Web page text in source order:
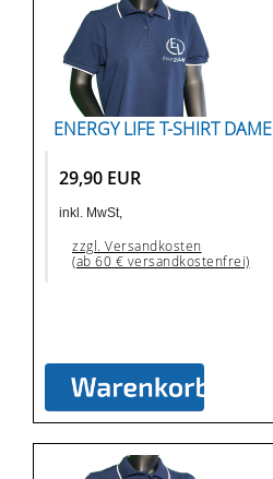
ENERGY LIFE T-SHIRT
29,90 EUR
inkl. MwSt,
zzgl. Versandkosten
(ab 60 € versandkostenfrei)